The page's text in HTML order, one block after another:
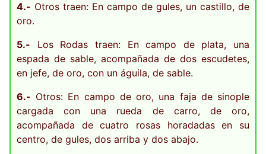
4.- Otros traen: En campo de gules, un castillo, de
oro.
5.- Los Rodas traen: En campo de plata, una
espada de sable, acompañada de dos escudetes,
en jefe, de oro, con un águila, de sable.
6.- Otros: En campo de oro, una faja de sinople
cargada con una rueda de carro, de oro,
acompañada de cuatro rosas horadadas en su
centro, de gules, dos arriba y dos abajo.